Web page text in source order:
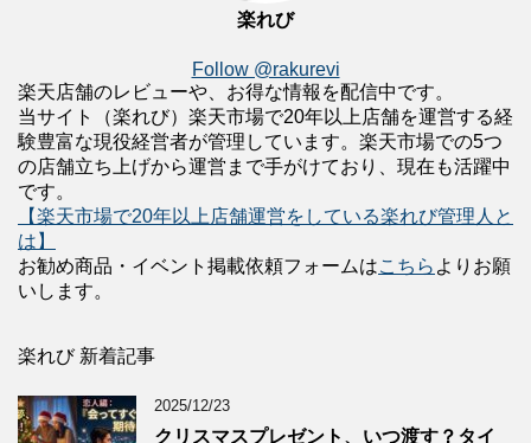
楽れび
Follow @rakurevi
楽天店舗のレビューや、お得な情報を配信中です。
当サイト（楽れび）楽天市場で20年以上店舗を運営する経
験豊富な現役経営者が管理しています。楽天市場での5つ
の店舗立ち上げから運営まで手がけており、現在も活躍中
です。
【楽天市場で20年以上店舗運営をしている楽れび管理人と
は】
お勧め商品・イベント掲載依頼フォームはこちら よりお願
いします。
楽れび 新着記事
2025/12/23
クリスマスプレゼント、いつ渡す？タイ